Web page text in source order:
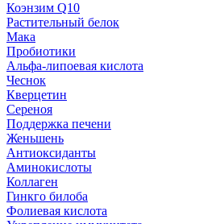
Коэнзим Q10
Растительный белок
Мака
Пробиотики
Альфа-липоевая кислота
Чеснок
Кверцетин
Сереноя
Поддержка печени
Женьшень
Антиоксиданты
Аминокислоты
Коллаген
Гинкго билоба
Фолиевая кислота